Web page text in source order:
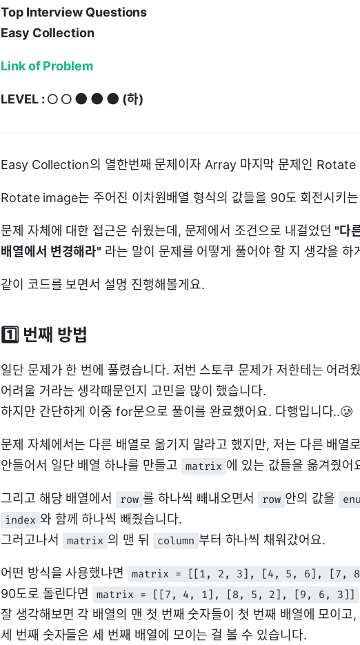
Top Interview Questions
Easy Collection
Link of Problem
LEVEL : 🌕 🌕 🌑 🌑 🌑 (하)
Easy Collection의 열한번째 문제이자 Array 마지막 문제인 Rotate
Rotate image는 주어진 이차원배열 형식의 값들을 90도 회전시키
문제 자체에 대한 접근은 쉬웠는데, 문제에서 조건으로 내걸었던"다
배열에서 변경해라" 라는 말이 문제를 어떻게 풀어야 할 지 생각을 하
같이 코드를 보면서 설명 진행해볼게요.
1️⃣ 번째 방법
일단 문제가 한 번에 풀렸습니다. 저번 스토쿠 문제가 저한테는 어려
어려울 거라는 생각때문인지 고민을 많이 했습니다.
하지만 간단하게 이중 for문으로 풀이를 완료했어요. 다행입니다..🥲
문제 자체에서는 다른 배열로 옮기지 말라고 했지만, 저는 다른 배열
안들어서 일단 배열 하나를 만들고
matrix 에 있는 값들을 옮겨줬어
그리고 해당 배열에서 row 를 하나씩 빼내오면서 row 안의 값을
index 와 함께 하나씩 빼줬습니다.
그러고나서
matrix 의 맨 뒤 column 부터 하나씩 채워갔어요.
어떤 방식을 사용했냐면 matrix = [[1, 2, 3], [4, 5, 6], [7,
90도로 돌린다면
matrix = [[7, 4, 1], [8, 5, 2], [9, 6, 3]]
잘 생각해보면 각 배열의 맨 첫 번째 숫자들이 첫 번째 배열에 모이고
세 번째 숫자들은 세 번째 배열에 모이는 걸 볼 수 있습니다.